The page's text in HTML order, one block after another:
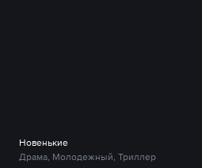
Новенькие
Драма, Молодежный, Триллер